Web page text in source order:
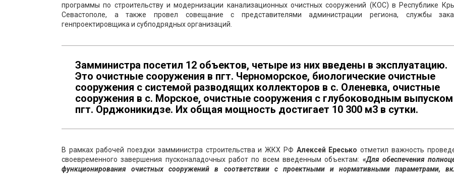
программы по строительству и модернизации канализационных очистных сооружений (КОС) в Республике
Севастополе, а также провел совещание с представителями администрации региона, службы
генпроектировщика и субподрядных организаций.
Замминистра посетил 12 объектов, четыре из них введены в эксплуатацию.
Это очистные сооружения в пгт. Черноморское, биологические очистные
сооружения с системой разводящих коллекторов в с. Оленевка, очистные
сооружения в с. Морское, очистные сооружения с глубоководным выпуском
пгт. Орджоникидзе. Их общая мощность достигает 10 300 м3 в сутки.
В рамках рабочей поездки замминистра строительства и ЖКХ РФ Алексей Ересько отметил важность
своевременного завершения пусконаладочных работ по всем введенным объектам: «Для обеспечения
функционирования очистных сооружений в соответствии с проектными и нормативными параметрами,